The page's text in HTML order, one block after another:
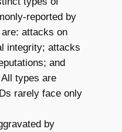
reported by
attacks on
integrity; attacks
and
types are
rarely face only
by